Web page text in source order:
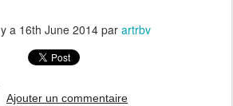
a 16th June 2014par artrbv
Ajouter un commentaire